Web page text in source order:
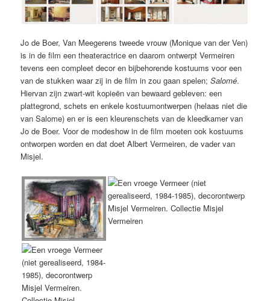
Jo de Boer, Van Meegerens tweede vrouw (Monique van der Ven)
is in de film een theateractrice en daarom ontwerpt Vermeiren
tevens een compleet decor en bijbehorende kostuums voor een
van de stukken waar zij in de film in zou gaan spelen;Salomé.
Hiervan zijn zwart-wit kopieën van bewaard gebleven: een
plattegrond, schets en enkele kostuumontwerpen (helaas niet die
van Salome) en er is een kleurenschets van de kleedkamer van
Jo de Boer. Voor de modeshow in de film moeten ook kostuums
ontworpen worden en dat doet Albert Vermeiren, de vader van
Misjel.